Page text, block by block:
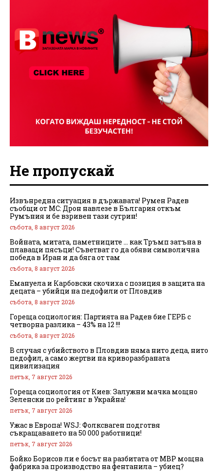
Не пропускай
Извънредна ситуация в държавата! Румен Радев
съобщи от МС: Дрон навлезе в България откъм
Румъния и бе взривен тази сутрин!
събота, 8 август 2026
Войната, митата, паметниците … как Тръмп затъна в
плаващи пясъци! Съветват го да обяви символична
победа в Иран и да бяга от там
събота, 8 август 2026
Емануела и Карбовски скочиха с позиция в защита на
децата – убийци на педофили от Пловдив
събота, 8 август 2026
Гореща социология: Партията на Радев бие ГЕРБ с
четворна разлика – 43% на 12 !!!
събота, 8 август 2026
В случая с убийството в Пловдив няма нито деца, нито
педофил, а само жертви на криворазбраната
цивилизация
петък, 7 август 2026
Гореща социология от Киев: Залужни мачка мощно
Зеленски по рейтинг в Украйна!
петък, 7 август 2026
Ужас в Европа! WSJ: Фолксваген подготвя
съкращаването на 50 000 работници!
петък, 7 август 2026
Бойко Борисов ли е босът на разбитата от МВР мощна
фабрика за производство на фентанила – убиец?